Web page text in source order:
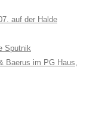
auf der Halde
Sputnik
Baerus im PG Haus,